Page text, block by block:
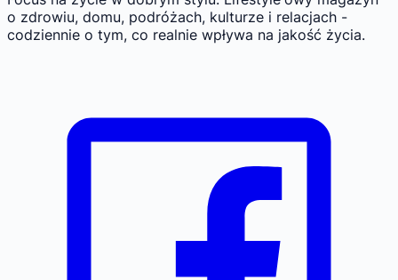
o zdrowiu, domu, podróżach, kulturze i relacjach -
codziennie o tym, co realnie wpływa na jakość życia.